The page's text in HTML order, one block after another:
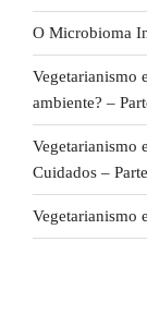
O Microbioma
Vegetarianismo
ambiente? –
Vegetarianismo
Cuidados –
Vegetarianismo